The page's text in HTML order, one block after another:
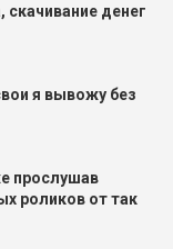
скачивание денег
я вывожу без
прослушав
роликов от так